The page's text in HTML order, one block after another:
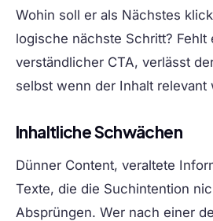
Wohin soll er als Nächstes
logische nächste Schritt? Fehlt
verständlicher CTA, verlässt
selbst wenn der Inhalt relevant
Inhaltliche Schwächen
Dünner Content, veraltete
Texte, die die Suchintention
Absprüngen. Wer nach einer